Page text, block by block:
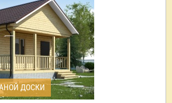
ДОСКИ